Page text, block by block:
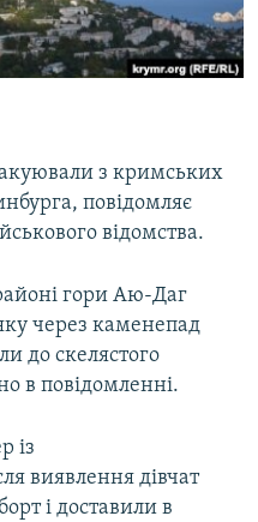
з кримських
повідомляє
відомства.
гори Аю-Даг
через каменепад
до скелястого
в повідомленні.
із
виявлення дівчат
і доставили в